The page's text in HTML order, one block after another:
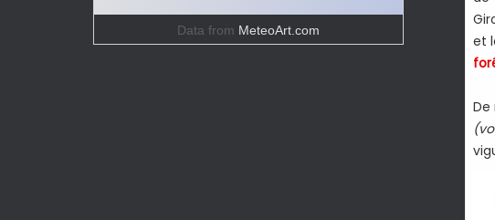
Data from MeteoArt.com